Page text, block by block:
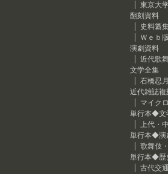
東京大
翻刻資料
史料纂
Ｗｅｂ
演劇資料
近代歌
文学全集
石橋忍
近代雑誌複
マイク
単行本◆文
上代・
単行本◆演
歌舞伎
単行本◆歴
古代交